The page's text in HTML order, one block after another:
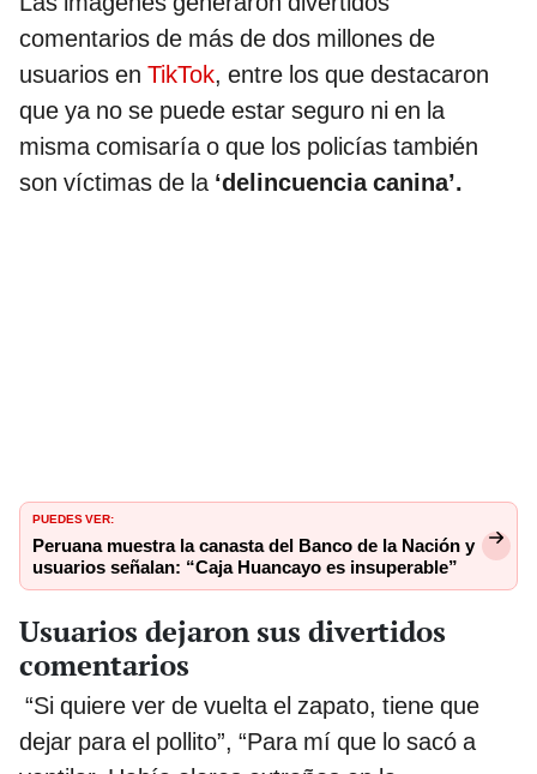
comentarios de más de dos millones de
usuarios en TikTok, entre los que destacaron
que ya no se puede estar seguro ni en la
misma comisaría o que los policías también
son víctimas de la ‘delincuencia canina’.
PUEDES VER:
Peruana muestra la canasta del Banco de la Nación y
usuarios señalan: “Caja Huancayo es insuperable”
Usuarios dejaron sus divertidos
comentarios
“Si quiere ver de vuelta el zapato, tiene que
dejar para el pollito”, “Para mí que lo sacó a